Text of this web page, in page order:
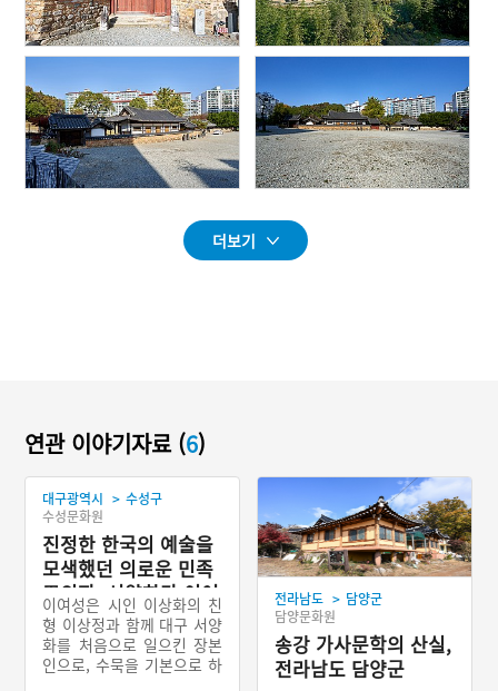
더보기
연관 이야기자료 (6)
대구광역시 > 수성구
수성문화원
진정한 한국의 예술을
모색했던 의로운 민족
주의자, 서양화가 이여
성
이여성은 시인 이상화의 친
형 이상정과 함께 대구 서양
화를 처음으로 일으킨 장본
인으로, 수묵을 기본으로 하
전라남도 > 담양군
담양문화원
송강 가사문학의 산실,
전라남도 담양군